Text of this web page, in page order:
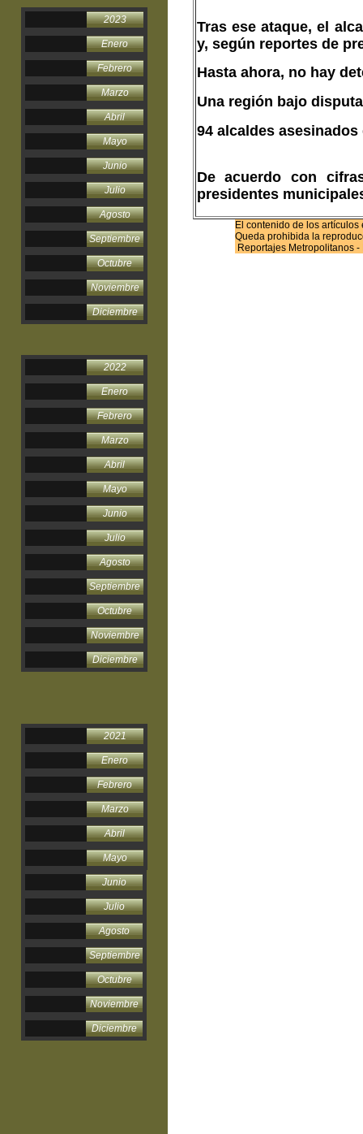
2023
Enero
Febrero
Marzo
Abril
Mayo
Junio
Julio
Agosto
Septiembre
Octubre
Noviembre
Diciembre
2022
Enero
Febrero
Marzo
Abril
Mayo
Junio
Julio
Agosto
Septiembre
Octubre
Noviembre
Diciembre
2021
Enero
Febrero
Marzo
Abril
Mayo
Junio
Julio
Agosto
Septiembre
Octubre
Noviembre
Diciembre
Tras ese ataque, el
y, según reportes de
Hasta ahora, no hay
Una región bajo
94 alcaldes asesinados
De acuerdo con
presidentes
El contenido de los
Queda prohibida la
Reportajes Metropolitanos